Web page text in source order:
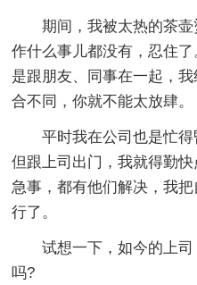
期间，我被太热的茶壶
作什么事儿都没有，忍住
是跟朋友、同事在一起，
合不同，你就不能太放肆。
平时我在公司也是忙得
但跟上司出门，我就得勤快
急事，都有他们解决，我
行了。
试想一下，如今的上司
吗?